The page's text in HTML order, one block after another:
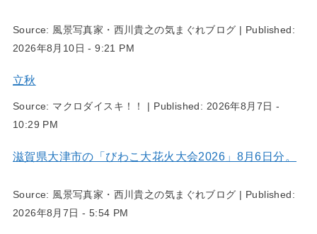
Source: 風景写真家・西川貴之の気まぐれブログ | Published:
2026年8月10日 - 9:21 PM
立秋
Source: マクロダイスキ！！ | Published: 2026年8月7日 -
10:29 PM
滋賀県大津市の「びわこ大花火大会2026」8月6日分。
Source: 風景写真家・西川貴之の気まぐれブログ | Published:
2026年8月7日 - 5:54 PM